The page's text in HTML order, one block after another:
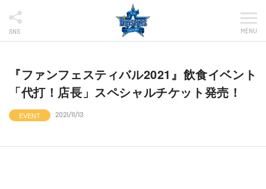
SNS MENU
『ファンフェスティバル2021』飲食イベント
「代打！店長」スペシャルチケット発売！
EVENT 2021/11/13